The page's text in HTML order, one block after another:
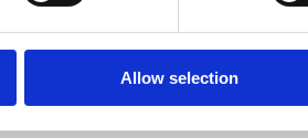
Allow selection